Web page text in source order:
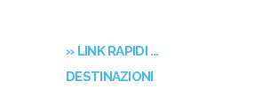
» LINK RAPIDI …
DESTINAZIONI